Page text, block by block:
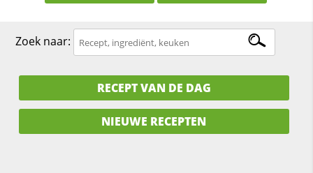
Zoek naar:
RECEPT VAN DE DAG
NIEUWE RECEPTEN